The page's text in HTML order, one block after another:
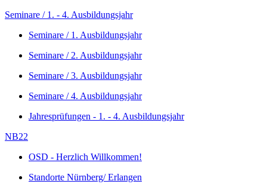
Seminare / 1. - 4. Ausbildungsjahr
Seminare / 1. Ausbildungsjahr
Seminare / 2. Ausbildungsjahr
Seminare / 3. Ausbildungsjahr
Seminare / 4. Ausbildungsjahr
Jahresprüfungen - 1. - 4. Ausbildungsjahr
NB22
OSD - Herzlich Willkommen!
Standorte Nürnberg/ Erlangen